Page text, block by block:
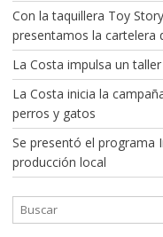
Con la taquillera Toy
presentamos la cartelera
La Costa impulsa un
La Costa inicia la
perros y gatos
Se presentó el programa
producción local